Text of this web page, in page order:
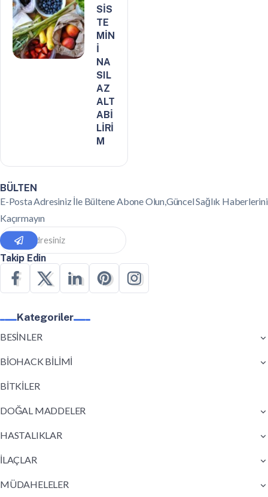
SİS
TE
MİN
İ
NA
SIL
AZ
ALT
ABİ
LİRİ
M
BÜLTEN
E-Posta Adresiniz İle Bültene Abone Olun,Güncel Sağlık Haberlerini
Kaçırmayın
Takip Edin
Kategoriler
BESİNLER
BİOHACK BİLİMİ
BİTKİLER
DOĞAL MADDELER
HASTALIKLAR
İLAÇLAR
MÜDAHELELER